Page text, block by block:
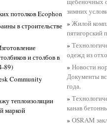
потолков Ecophon
в строительстве
и столбов в
89)
Community
теплоизоляции
маркой
зимних
»Жилой
пятигорский
»
одежд из
»Новости
Документы
года.
»
канав
»OSRAM